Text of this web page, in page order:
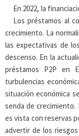
En 2022, la
Los préstamos al
crecimiento. La
las expectativas de
descenso. En la
préstamos P2P en
turbulencias
situación económica
senda de
es vista con reservas
advertir de los